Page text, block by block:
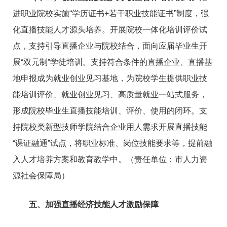
进职业院校实施“学历证书+若干职业技能证书”制度，强
化直播技能人才源头培养。开展院校一体化培训评价试
点，支持引导直播企业与院校结合，面向应届毕业生开
展“双元制”学徒培训。支持符合条件的直播企业、直播基
地申报成为就业创业见习基地，为院校学生提供职业技
能培训评价、就业创业见习、高质量就业一站式服务，
形成院校毕业生直播技能培训、评价、使用的闭环。支
持院校类新型技师学院结合企业用人需求开展直播技能
“课证融通”试点，将职业标准、岗位技能要求等，提前融
入人才培养方案和教育教学中。（责任单位：市人力资
源社会保障局）
五、加强直播经济技能人才激励保障